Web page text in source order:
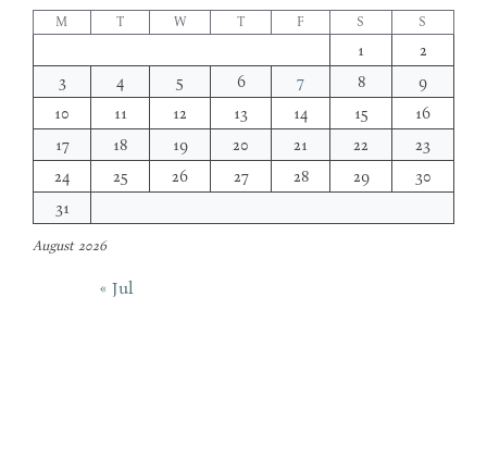
August 2026
M T W T F S S
1
2
3
4 5 6 7 8
9
10
11 12 13 14 15
16
17
18 19 20 21 22
23
24
25 26 27 28 29
30
31
« Jul